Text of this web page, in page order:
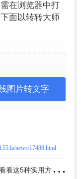
在浏览器中打
面以转转大师
图片转文字
news/17488.html
上
一篇：电脑怎么提取图片中的文字？来看看这5种实用方法详解吧！